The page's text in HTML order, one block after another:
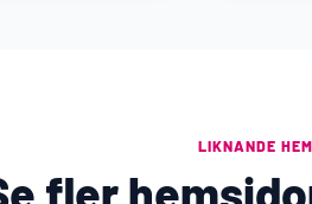
LIKNANDE
fler